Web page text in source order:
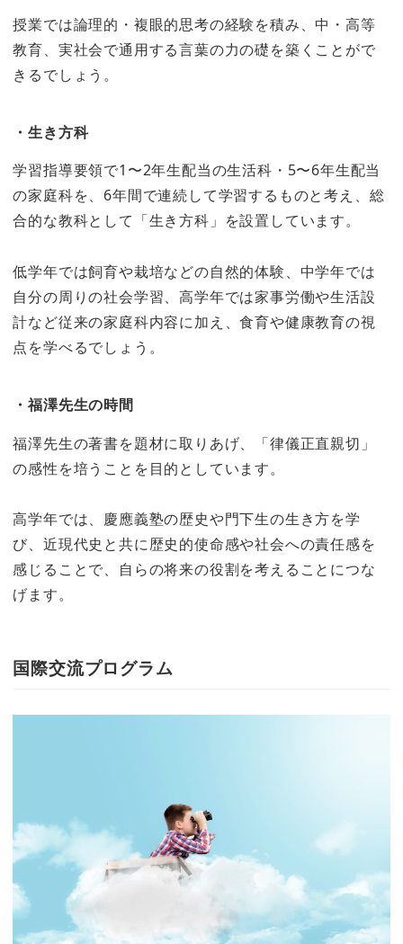
授業では論理的・複眼的思考の経験を積み、中・高等
教育、実社会で通用する言葉の力の礎を築くことがで
きるでしょう。
・生き方科
学習指導要領で1〜2年生配当の生活科・5〜6年生配当
の家庭科を、6年間で連続して学習するものと考え、総
合的な教科として「生き方科」を設置しています。
低学年では飼育や栽培などの自然的体験、中学年では
自分の周りの社会学習、高学年では家事労働や生活設
計など従来の家庭科内容に加え、食育や健康教育の視
点を学べるでしょう。
・福澤先生の時間
福澤先生の著書を題材に取りあげ、「律儀正直親切」
の感性を培うことを目的としています。
高学年では、慶應義塾の歴史や門下生の生き方を学
び、近現代史と共に歴史的使命感や社会への責任感を
感じることで、自らの将来の役割を考えることにつな
げます。
国際交流プログラム